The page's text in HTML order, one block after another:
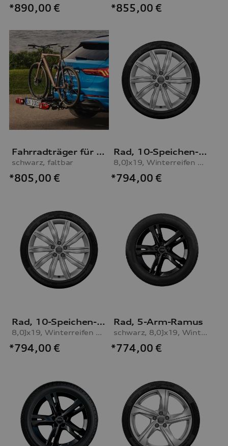
*890,00 € *855,00 €
Fahrradträger für die Anhängevorrichtung
schwarz, faltbar
*805,00 €
Rad, 10-Speichen-Dynamik
8,0Jx19, Winterreifen 245/45 R19 102V XL, rechts
*794,00 €
Rad, 10-Speichen-Dynamik
8,0Jx19, Winterreifen 245/45 R19 102V XL, links
*794,00 €
Rad, 5-Arm-Ramus
schwarz, 8,0Jx19, Winterreifen 245/45 R19 102V XL, rechts
*774,00 €